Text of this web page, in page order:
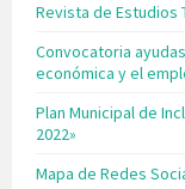
Revista de Estudios
Convocatoria
económica y el
Plan Municipal de
2022»
Mapa de Redes